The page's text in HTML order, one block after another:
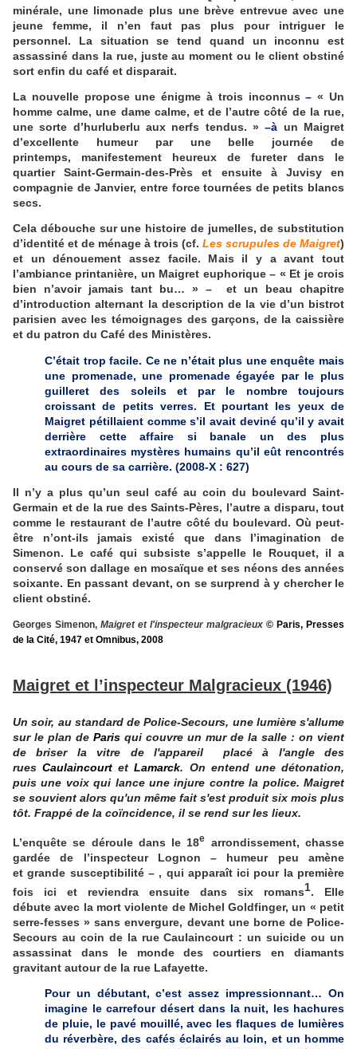
minérale, une limonade plus une brève entrevue avec une
jeune femme, il n’en faut pas plus pour intriguer le
personnel. La situation se tend quand un inconnu est
assassiné dans la rue, juste au moment ou le client obstiné
sort enfin du café et disparait.
La nouvelle propose une énigme à trois inconnus–« Un
homme calme, une dame calme, et de l’autre côté de la rue,
une sorte d’hurluberlu aux nerfs tendus. »–à un Maigret
d’excellente humeur par une belle journée de
printemps, manifestement heureux de fureter dans le
quartier Saint-Germain-des-Près et ensuite à Juvisy en
compagnie de Janvier, entre force tournées de petits blancs
secs.
Cela débouche sur une histoire de jumelles, de substitution
d’identité et de ménage à trois (cf. Les scrupules de Maigret)
et un dénouement assez facile. Mais il y a avant tout
l’ambiance printanière, un Maigret euphorique – « Et je crois
bien n’avoir jamais tant bu… » – et un beau chapitre
d’introduction alternant la description de la vie d’un bistrot
parisien avec les témoignages des garçons, de la caissière
et du patron du Café des Ministères.
C’était trop facile. Ce ne n’était plus une enquête mais
une promenade, une promenade égayée par le plus
guilleret des soleils et par le nombre toujours
croissant de petits verres. Et pourtant les yeux de
Maigret pétillaient comme s’il avait deviné qu’il y avait
derrière cette affaire si banale un des plus
extraordinaires mystères humains qu’il eût rencontrés
au cours de sa carrière. (2008-X : 627)
Il n’y a plus qu’un seul café au coin du boulevard Saint-
Germain et de la rue des Saints-Pères, l’autre a disparu, tout
comme le restaurant de l’autre côté du boulevard. Où peut-
être n’ont-ils jamais existé que dans l’imagination de
Simenon. Le café qui subsiste s’appelle le Rouquet, il a
conservé son dallage en mosaïque et ses néons des années
soixante. En passant devant, on se surprend à y chercher le
client obstiné.
Georges Simenon, Maigret et l'inspecteur malgracieux © Paris, Presses
de la Cité, 1947 et Omnibus, 2008
Maigret et l’inspecteur Malgracieux (1946)
Un soir, au standard de Police-Secours, une lumière s'allume
sur le plan de Paris qui couvre un mur de la salle : on vient
de briser la vitre de l'appareil placé à l'angle des
ruesCaulaincourt et Lamarck. On entend une détonation,
puis une voix qui lance une injure contre la police. Maigret
se souvient alors qu'un même fait s'est produit six mois plus
tôt. Frappé de la coïncidence, il se rend sur les lieux.
L’enquête se déroule dans le 18e
arrondissement, chasse
gardée de l’inspecteur Lognon – humeur peu amène
et grande susceptibilité – , qui apparaît ici pour la première
fois ici et reviendra ensuite dans six romans1. Elle
débute avec la mort violente de Michel Goldfinger, un « petit
serre-fesses » sans envergure, devant une borne de Police-
Secours au coin de la rue Caulaincourt : un suicide ou un
assassinat dans le monde des courtiers en diamants
gravitant autour de la rue Lafayette.
Pour un débutant, c’est assez impressionnant… On
imagine le carrefour désert dans la nuit, les hachures
de pluie, le pavé mouillé, avec les flaques de lumières
du réverbère, des cafés éclairés au loin, et un homme